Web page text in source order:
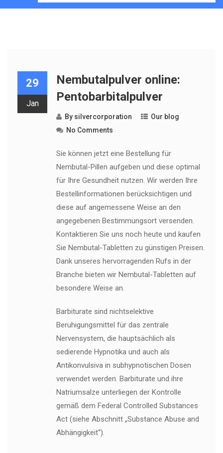
29
Jan
Nembutalpulver online:
Pentobarbitalpulver
By silvercorporation
Our blog
No Comments
Sie können jetzt eine Bestellung für
Nembutal-Pillen aufgeben und diese optimal
für Ihre Gesundheit nutzen. Wir werden Ihre
Bestellinformationen berücksichtigen und
diese auf angemessene Weise an den
angegebenen Bestimmungsort versenden.
Kontaktieren Sie uns noch heute und kaufen
Sie Nembutal-Tabletten zu günstigen Preisen.
Dank unseres hervorragenden Rufs in der
Branche bieten wir Nembutal-Tabletten auf
besondere Weise an.
Barbiturate sind nichtselektive
Beruhigungsmittel für das zentrale
Nervensystem, die hauptsächlich als
sedierende Hypnotika und auch als
Antikonvulsiva in subhypnotischen Dosen
verwendet werden. Barbiturate und ihre
Natriumsalze unterliegen der Kontrolle
gemäß dem Federal Controlled Substances
Act (siehe Abschnitt „Substance Abuse and
Abhängigkeit“).